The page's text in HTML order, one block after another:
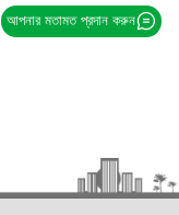
আপনার মতামত প্রদান করুন